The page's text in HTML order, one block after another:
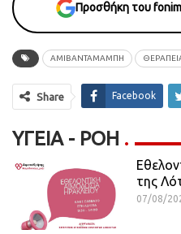
Προσθήκη του
ΑΜΙΒΑΝΤΑΜΑΜΠΗ
Share Facebook
ΥΓΕΊΑ - ΡΟΗ
της
07/08/